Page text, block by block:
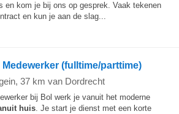
en kom je bij ons op gesprek. Vaak tekenen
en kun je aan de slag...
(fulltime/parttime)
, 37 km van Dordrecht
bij Bol werk je vanuit het moderne
huis. Je start je dienst met een korte